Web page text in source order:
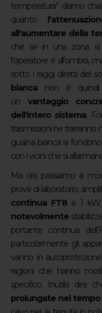
temperatura” diamo
quanto
all'aumentare della
che se in una zona si
l'operatore è all'ombra,
sotto i raggi diretti del
biancanon è quindi
un vantaggio
dell'intero sistema.
trasmissioni ne trarranno
guaina bianca si
con i vicini che si
Ma ora passiamo a
prove di laboratorio,
continua FT8 a 1 kW,
notevolmente
portante continua
particolarmente gli
vanno in
ragioni che hanno
specifico. Inutile dire
prolungate nel tempo